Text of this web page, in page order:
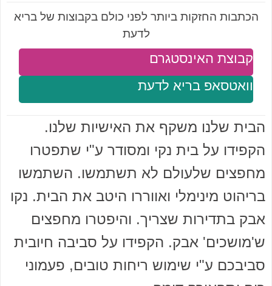
הכתבות החזקות ביותר לפני כולם בקבוצות של בריא
לדעת
וואטסאפ בריא לדעת
קבוצת האינסטגרם
הבית שלנו משקף את האישיות שלנו.
הקפידו על בית נקי ומסודר ע"י שתפטרו
מחפצים שלעולם לא תשתמשו. השתמשו
בריהוט מינימלי ואווררו היטב את הבית. נקו
אבק בתדירות שצריך. והיפטרו מחפצים
ש'מושכים' אבק. הקפידו על סביבה חיובית
סביבכם ע"י שימוש ריחות טובים, פעמוני